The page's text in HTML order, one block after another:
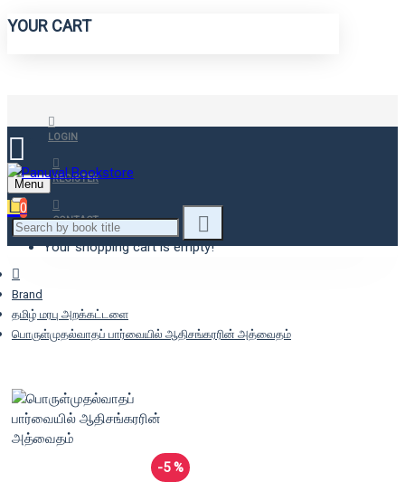
YOUR CART
LOGIN
REGISTER
CONTACT
Menu
0
Your shopping cart is empty!
Brand
தமிழ் மரபு அறக்கட்டளை
பொருள்முதல்வாதப் பார்வையில் ஆதிசங்கரரின் அத்வைதம்
-5 %